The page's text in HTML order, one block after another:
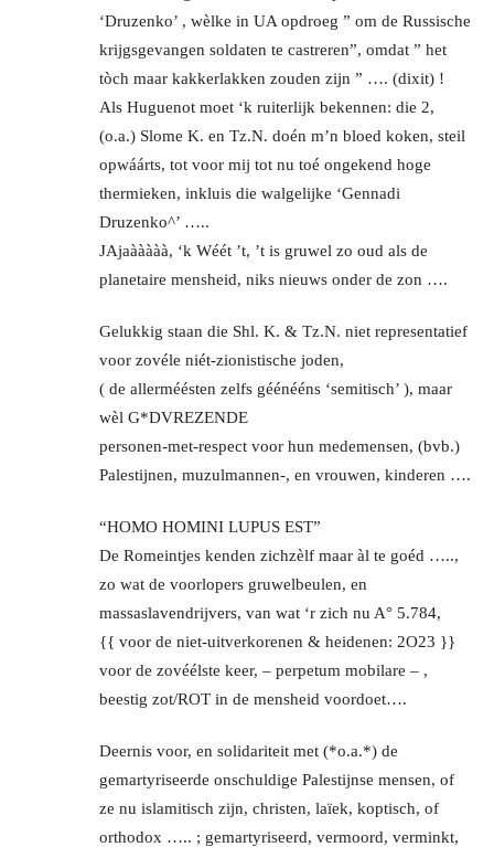
‘Druzenko’ , wèlke in UA opdroeg ” om de Russische
krijgsgevangen soldaten te castreren”, omdat ” het
tòch maar kakkerlakken zouden zijn ” …. (dixit) !
Als Huguenot moet ‘k ruiterlijk bekennen: die 2,
(o.a.) Slome K. en Tz.N. doén m’n bloed koken, steil
opwáárts, tot voor mij tot nu toé ongekend hoge
thermieken, inkluis die walgelijke ‘Gennadi
Druzenko^’ …..
JAjaààààà, ‘k Wéét ’t, ’t is gruwel zo oud als de
planetaire mensheid, niks nieuws onder de zon ….
Gelukkig staan die Shl. K. & Tz.N. niet representatief
voor zovéle niét-zionistische joden,
( de allerméésten zelfs géénééns ‘semitisch’ ), maar
wèl G*DVREZENDE
personen-met-respect voor hun medemensen, (bvb.)
Palestijnen, muzulmannen-, en vrouwen, kinderen ….
“HOMO HOMINI LUPUS EST”
De Romeintjes kenden zichzèlf maar àl te goéd …..,
zo wat de voorlopers gruwelbeulen, en
massaslavendrijvers, van wat ‘r zich nu A° 5.784,
{{ voor de niet-uitverkorenen & heidenen: 2O23 }}
voor de zovéélste keer, – perpetum mobilare – ,
beestig zot/ROT in de mensheid voordoet….
Deernis voor, en solidariteit met (*o.a.*) de
gemartyriseerde onschuldige Palestijnse mensen, of
ze nu islamitisch zijn, christen, laïek, koptisch, of
orthodox ….. ; gemartyriseerd, vermoord, verminkt,